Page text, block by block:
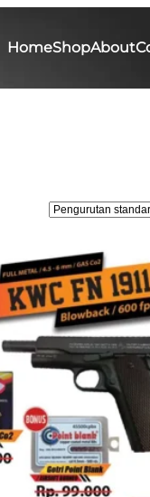
HomeShopAbout